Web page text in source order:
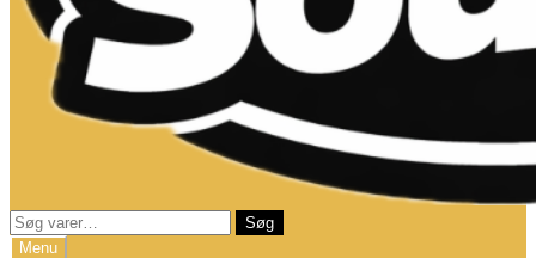
Søg
efter:
Søg
Menu